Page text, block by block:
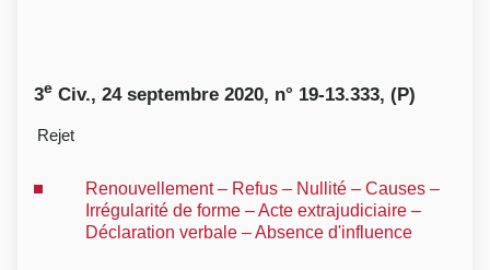
3e Civ., 24 septembre 2020, n° 19-13.333, (P)
Rejet
Renouvellement – Refus – Nullité – Causes –
Irrégularité de forme – Acte extrajudiciaire –
Déclaration verbale – Absence d'influence